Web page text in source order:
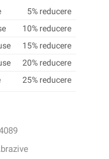
5% reducere
10% reducere
15% reducere
20% reducere
25% reducere